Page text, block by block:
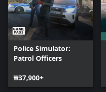
Police Simulator:
Patrol Officers
₩37,900+